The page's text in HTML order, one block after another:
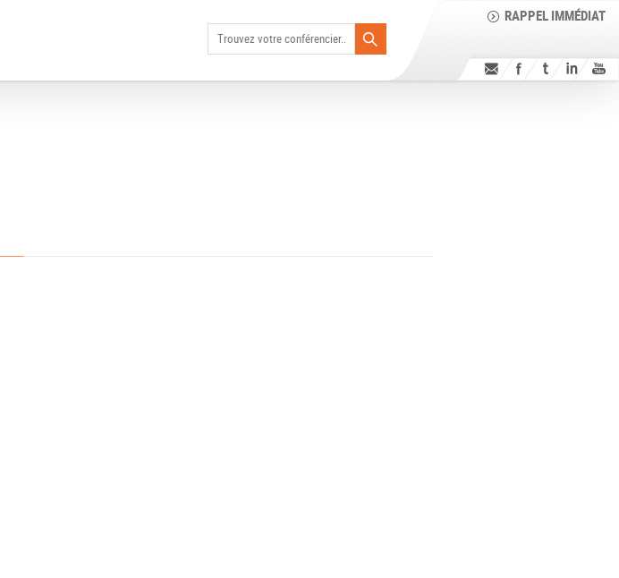
RAPPEL IMMÉDIAT